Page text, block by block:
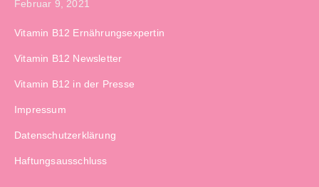
Februar 9, 2021
Vitamin B12 Ernährungsexpertin
Vitamin B12 Newsletter
Vitamin B12 in der Presse
Impressum
Datenschutzerklärung
Haftungsausschluss